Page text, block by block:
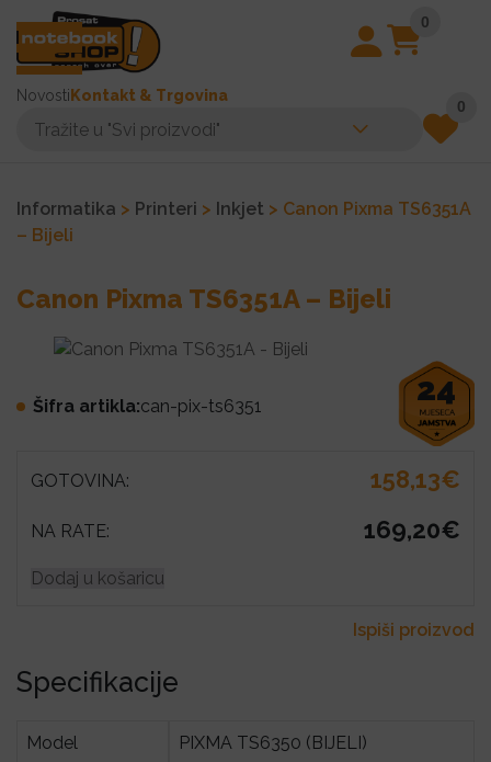
0
Novosti Kontakt & Trgovina
0
Informatika > Printeri > Inkjet > Canon Pixma TS6351A
– Bijeli
Canon Pixma TS6351A – Bijeli
Šifra artikla:can-pix-ts6351
GOTOVINA: 158,13€
NA RATE: 169,20€
Dodaj u košaricu
Ispiši proizvod
Specifikacije
Model PIXMA TS6350 (BIJELI)
24